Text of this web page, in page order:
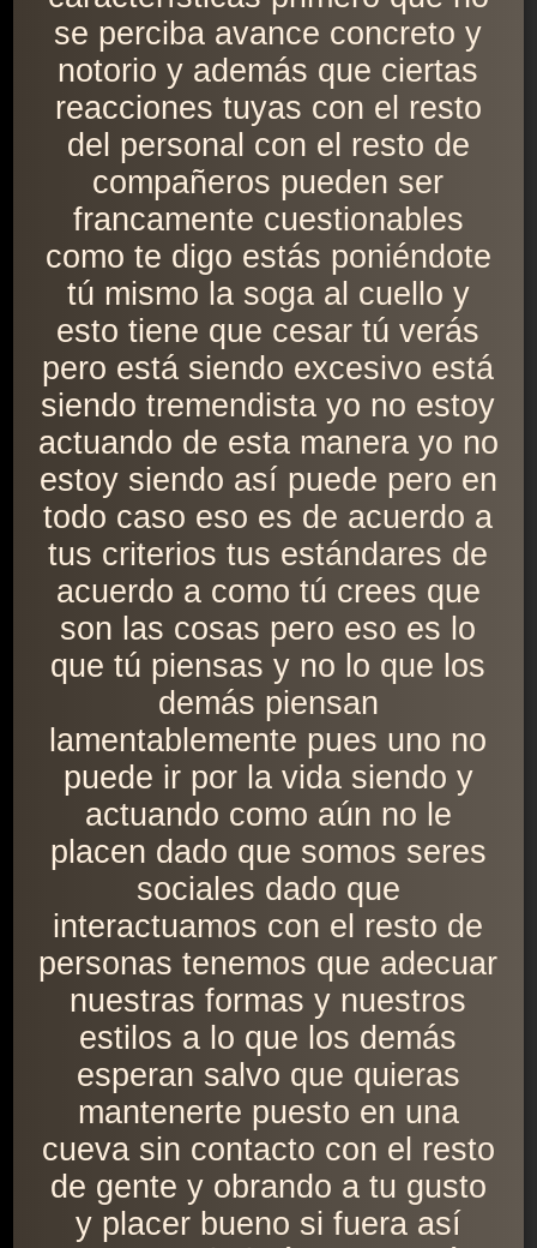
se perciba avance concreto y
notorio y además que ciertas
reacciones tuyas con el resto
del personal con el resto de
compañeros pueden ser
francamente cuestionables
como te digo estás poniéndote
tú mismo la soga al cuello y
esto tiene que cesar tú verás
pero está siendo excesivo está
siendo tremendista yo no estoy
actuando de esta manera yo no
estoy siendo así puede pero en
todo caso eso es de acuerdo a
tus criterios tus estándares de
acuerdo a como tú crees que
son las cosas pero eso es lo
que tú piensas y no lo que los
demás piensan
lamentablemente pues uno no
puede ir por la vida siendo y
actuando como aún no le
placen dado que somos seres
sociales dado que
interactuamos con el resto de
personas tenemos que adecuar
nuestras formas y nuestros
estilos a lo que los demás
esperan salvo que quieras
mantenerte puesto en una
cueva sin contacto con el resto
de gente y obrando a tu gusto
y placer bueno si fuera así